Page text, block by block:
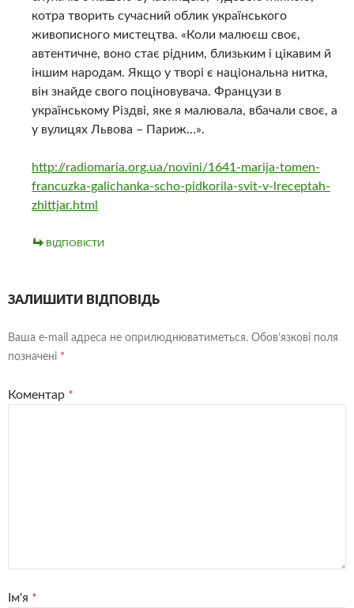
котра творить сучасний облик українського
живописного мистецтва. «Коли малюєш своє,
автентичне, воно стає рідним, близьким і цікавим й
іншим народам. Якщо у творі є національна нитка,
він знайде свого поціновувача. Французи в
українському Різдві, яке я малювала, вбачали своє, а
у вулицях Львова – Париж…».
http://radiomaria.org.ua/novini/1641-marija-tomen-
francuzka-galichanka-scho-pidkorila-svit-v-lreceptah-
zhittjar.html
ВІДПОВІСТИ
ЗАЛИШИТИ ВІДПОВІДЬ
Ваша e-mail адреса не оприлюднюватиметься. Обов’язкові поля
позначені *
Коментар *
Ім'я *